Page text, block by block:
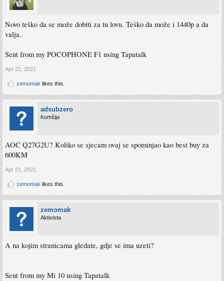
Novo teško da se može dobiti za tu lovu. Teško da može i 1440p a da
valja.
Sent from my POCOPHONE F1 using Tapatalk
Apr 21, 2021
zemomak likes this.
adsubzero
Komšija
AOC Q27G2U? Koliko se sjecam ovaj se spominjao kao best buy za
600KM
Apr 21, 2021
zemomak likes this.
zemomak
Aktivista
A na kojim stranicama gledate, gdje se ima uzeti?
Sent from my Mi 10 using Tapatalk